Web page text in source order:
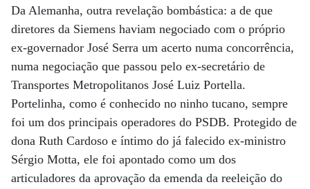
Da Alemanha, outra revelação bombástica: a de que
diretores da Siemens haviam negociado com o próprio
ex-governador José Serra um acerto numa concorrência,
numa negociação que passou pelo ex-secretário de
Transportes Metropolitanos José Luiz Portella.
Portelinha, como é conhecido no ninho tucano, sempre
foi um dos principais operadores do PSDB. Protegido de
dona Ruth Cardoso e íntimo do já falecido ex-ministro
Sérgio Motta, ele foi apontado como um dos
articuladores da aprovação da emenda da reeleição do